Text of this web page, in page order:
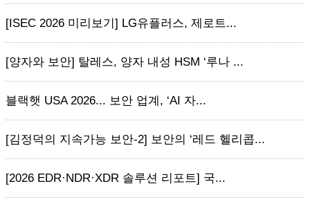
[ISEC 2026 미리보기] LG유플러스, 제로트...
[양자와 보안] 탈레스, 양자 내성 HSM ‘루나 ...
블랙햇 USA 2026... 보안 업계, ‘AI 자...
[김정덕의 지속가능 보안-2] 보안의 ‘레드 헬리콥...
[2026 EDR·NDR·XDR 솔루션 리포트] 국...